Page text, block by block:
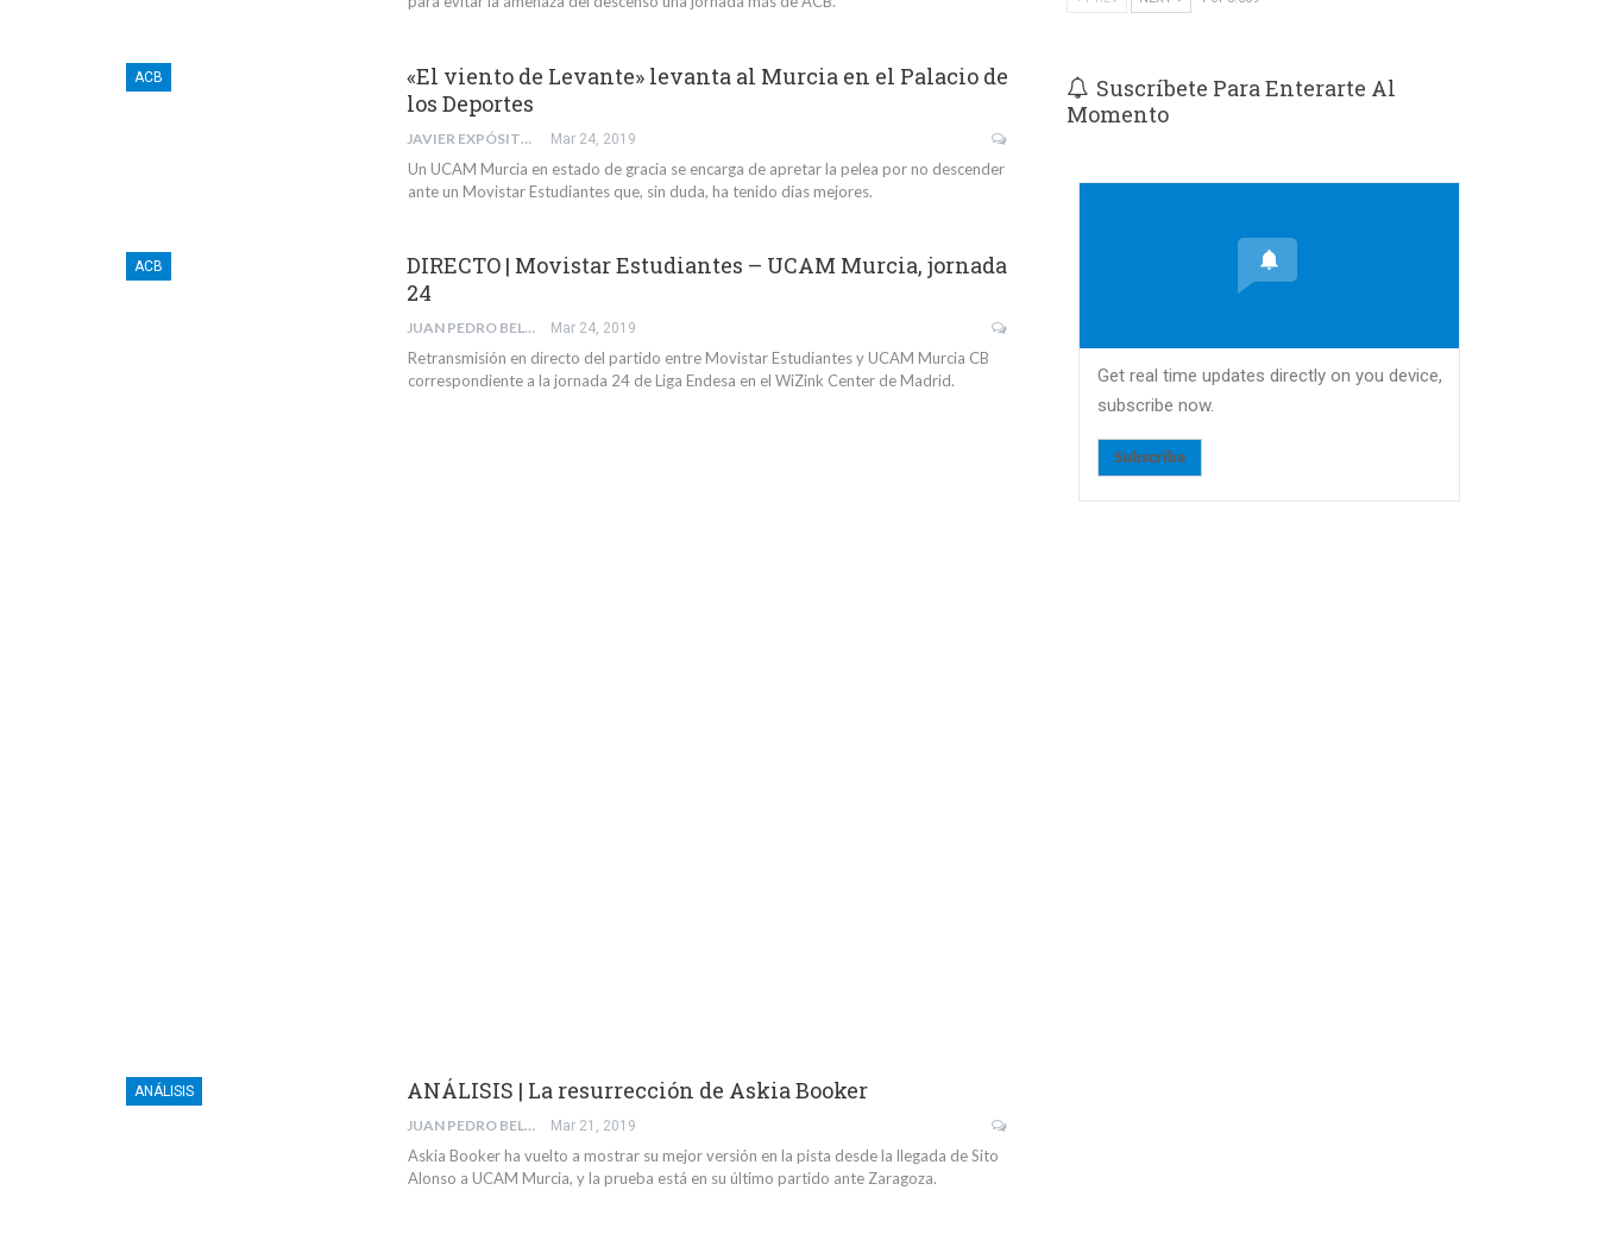
ACB
«El viento de Levante» levanta al Murcia en el Palacio de
los Deportes
JAVIER EXPÓSITO RODRÍGUEZ Mar 24, 2019
Un UCAM Murcia en estado de gracia se encarga de apretar la pelea por no descender
ante un Movistar Estudiantes que, sin duda, ha tenido días mejores.
ACB
DIRECTO | Movistar Estudiantes – UCAM Murcia, jornada
24
JUAN PEDRO BELMONTE GARCÍA Mar 24, 2019
Retransmisión en directo del partido entre Movistar Estudiantes y UCAM Murcia CB
correspondiente a la jornada 24 de Liga Endesa en el WiZink Center de Madrid.
ANÁLISIS ANÁLISIS | La resurrección de Askia Booker
JUAN PEDRO BELMONTE GARCÍA Mar 21, 2019
Askia Booker ha vuelto a mostrar su mejor versión en la pista desde la llegada de Sito
Alonso a UCAM Murcia, y la prueba está en su último partido ante Zaragoza.
Suscríbete Para Enterarte Al
Momento
Get real time updates directly on you device,
subscribe now.
Subscribe